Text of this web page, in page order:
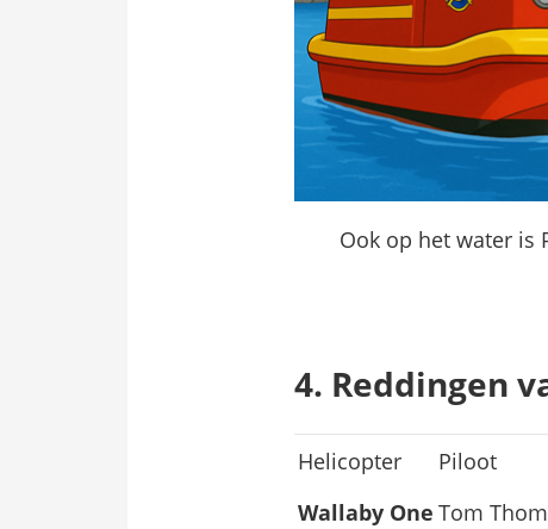
Ook op het water is
4. Reddingen
Helicopter Piloot
Wallaby One Tom